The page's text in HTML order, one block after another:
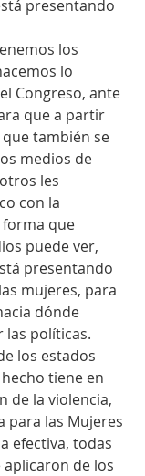
presentando
los
lo
Congreso, ante
que a partir
también se
medios de
les
con la
que
puede ver,
presentando
mujeres, para
dónde
políticas.
los estados
tiene en
de la violencia,
para las Mujeres
efectiva, todas
aplicaron de los